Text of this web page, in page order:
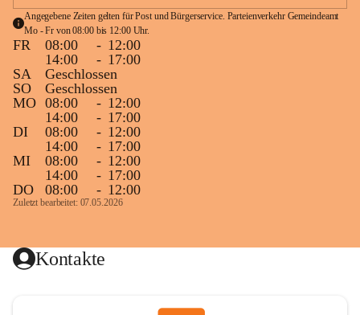
Angegebene Zeiten gelten für Post und Bürgerservice. Parteienverkehr Gemeindeamt
Mo - Fr von 08:00 bis 12:00 Uhr.
FR 08:00 - 12:00
14:00
- 17:00
SA
Geschlossen
SO
Geschlossen
MO 08:00 - 12:00
14:00
- 17:00
DI
08:00 - 12:00
14:00
- 17:00
MI
08:00 - 12:00
14:00
- 17:00
DO
08:00 - 12:00
Zuletzt bearbeitet: 07.05.2026
Kontakte